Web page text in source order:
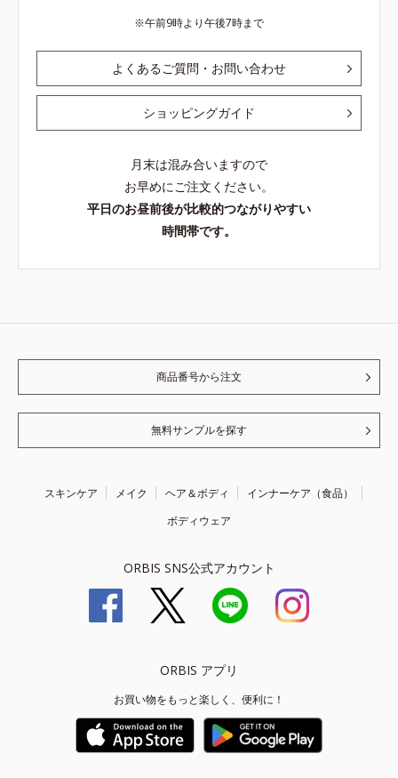
午前9時より午後7時まで
よくあるご質問・お問い合わせ
ショッピングガイド
月末は混み合いますので
お早めにご注文ください。
平日のお昼前後が比較的つながりやすい
時間帯です。
商品番号から注文
無料サンプルを探す
スキンケア メイク ヘア＆ボディ
インナーケア（食品）
ボディウェア
ORBIS SNS公式アカウント
ORBIS アプリ
お買い物をもっと楽しく、便利に！